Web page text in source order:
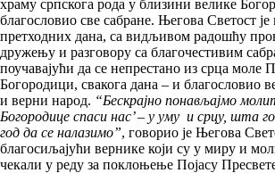
храму српскога рода у близини велике
благословио све сабране. Његова Светост
претходних дана, са видљивом радошћу
дружењу и разговору са благочестивим
поучавајући да се непрестано из срца моле
Богородици, свакога дана – и благословио
и верни народ. “Бескрајно понављајмо
Богородице спаси нас’ – у уму и срцу, шта
год да се налазимо”, говорио је Његова
благосиљајући вернике који су у миру и
чекали у реду за поклоњење Појасу